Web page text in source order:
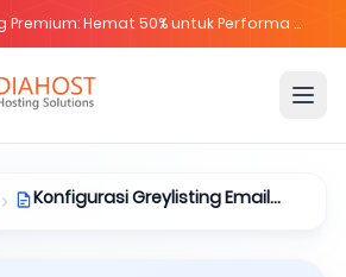
Solo Cloud & Metal Diskon 25%
Konfigurasi Greylisting Email